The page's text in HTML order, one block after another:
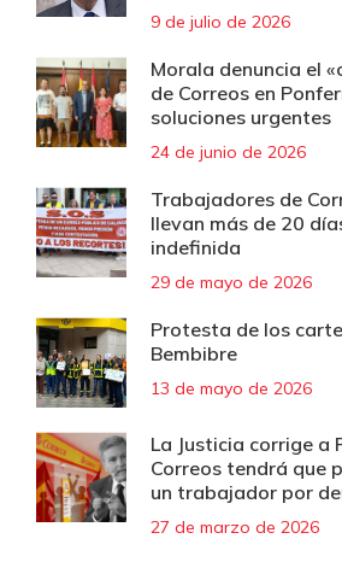
9 de julio de 2026
Morala denuncia el
de Correos en
soluciones urgentes
24 de junio de 2026
Trabajadores de
llevan más de 20
indefinida
29 de mayo de 2026
Protesta de los
Bembibre
13 de mayo de 2026
La Justicia corrige a
Correos tendrá que
un trabajador por
27 de marzo de 2026